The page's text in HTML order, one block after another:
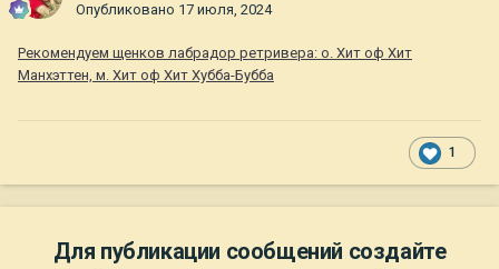
Опубликовано 17 июля, 2024
Рекомендуем щенков лабрадор ретривера: о. Хит оф Хит
Манхэттен, м. Хит оф Хит Хубба-Бубба
1
Для публикации сообщений создайте